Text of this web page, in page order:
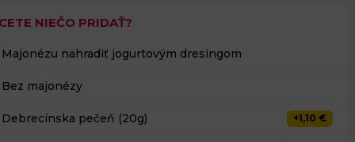
NIEČO PRIDAŤ?
nahradiť jogurtovým dresingom
majonézy
pečeň (20g) +1,10 €